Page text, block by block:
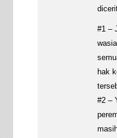
#1 –
hak
#2 –